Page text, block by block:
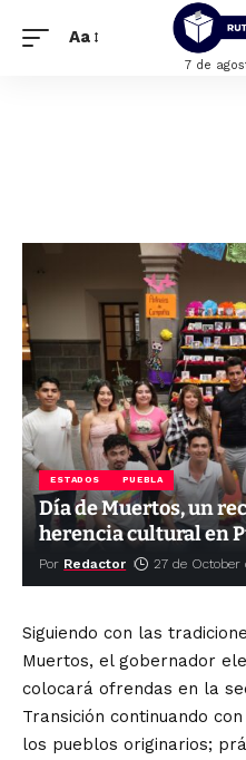
Aa
7 de
ESTADOS PUEBLA
Día de Muertos, un
herencia cultural en
Por Redactor 27 de October
Siguiendo con las
Muertos, el gobernador
colocará ofrendas en la
Transición continuando
los pueblos originarios;